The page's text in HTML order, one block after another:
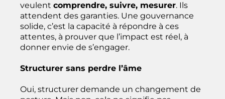
veulent comprendre, suivre, mesurer. Ils
attendent des garanties. Une gouvernance
solide, c’est la capacité à répondre à ces
attentes, à prouver que l’impact est réel, à
donner envie de s’engager.
Structurer sans perdre l’âme
Oui, structurer demande un changement de